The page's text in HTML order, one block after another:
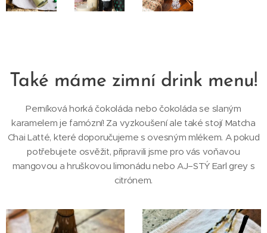
Také máme zimní drink menu!
Perníková horká čokoláda nebo čokoláda se slaným
karamelem je famózní! Za vyzkoušení ale také stojí Matcha
Chai Latté, které doporučujeme s ovesným mlékem. A pokud
potřebujete osvěžit, připravili jsme pro vás voňavou
mangovou a hruškovou limonádu nebo AJ–STÝ Earl grey s
citrónem.